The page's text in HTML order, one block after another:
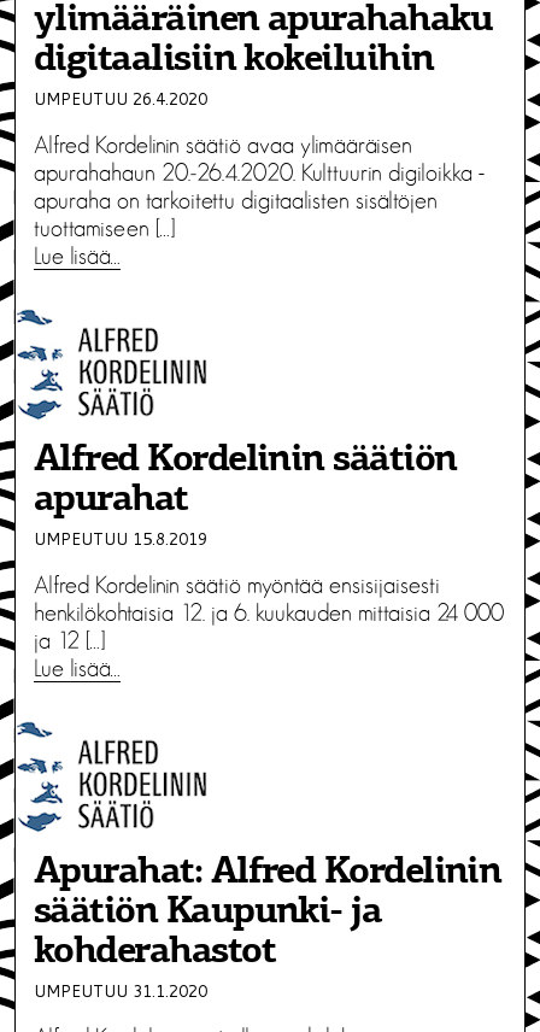
ylimääräinen apurahahaku
digitaalisiin kokeiluihin
UMPEUTUU 26.4.2020
Alfred Kordelinin säätiö avaa ylimääräisen
apurahahaun 20.‒26.4.2020. Kulttuurin digiloikka -
apuraha on tarkoitettu digitaalisten sisältöjen
tuottamiseen […]
Lue lisää…
Alfred Kordelinin säätiön
apurahat
UMPEUTUU 15.8.2019
Alfred Kordelinin säätiö myöntää ensisijaisesti
henkilökohtaisia 12. ja 6. kuukauden mittaisia 24 000
ja 12 […]
Lue lisää…
Apurahat: Alfred Kordelinin
säätiön Kaupunki- ja
kohderahastot
UMPEUTUU 31.1.2020